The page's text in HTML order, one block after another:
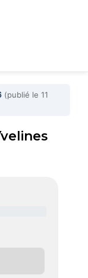
(publié le 11